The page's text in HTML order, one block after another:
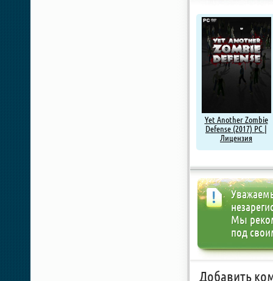
Yet Another Zombie
Defense (2017) PC |
Лицензия
Мы
под
Добавить